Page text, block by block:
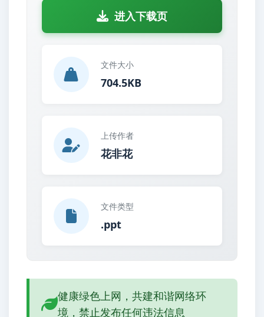
进入下载页
文件大小
704.5KB
上传作者
花非花
文件类型
.ppt
健康绿色上网，共建和谐网络环
境，禁止发布任何违法信息